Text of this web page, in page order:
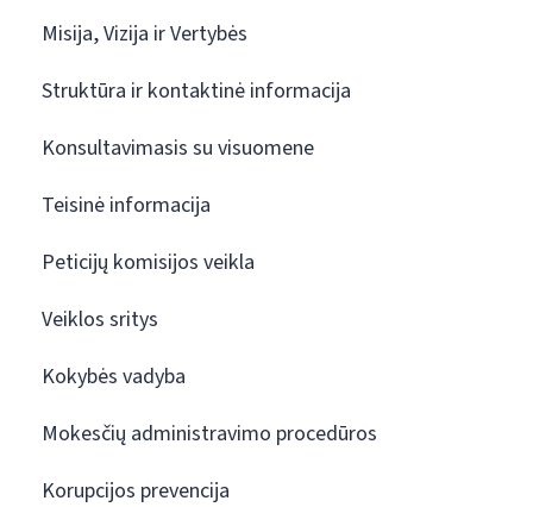
Misija, Vizija ir Vertybės
Struktūra ir kontaktinė informacija
Konsultavimasis su visuomene
Teisinė informacija
Peticijų komisijos veikla
Veiklos sritys
Kokybės vadyba
Mokesčių administravimo procedūros
Korupcijos prevencija